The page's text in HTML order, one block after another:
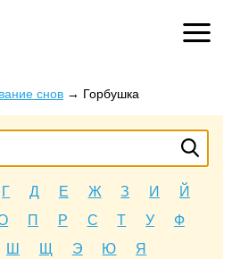
снов → Горбушка
Г Д Е Ж З И
Й
П Р С Т У
Ф
Ш Щ Э Ю Я